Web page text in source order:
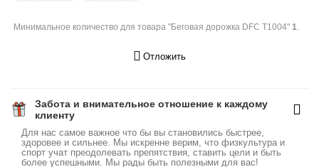
Минимальное количество для товара "Беговая дорожка DFC T1004"1.
Отложить
Забота и внимательное отношение к каждому
клиенту
Для нас самое важное что бы вы становились быстрее,
здоровее и сильнее. Мы искренне верим, что физкультура и
спорт учат преодолевать препятствия, ставить цели и быть
более успешными. Мы рады быть полезными для вас!